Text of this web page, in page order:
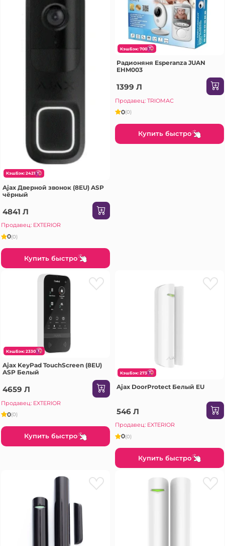
КэшБэк: 2421
Ajax Дверной звонок (8EU) ASP
чёрный
4841 Л
Продавец: EXTERIOR
0(0)
Купить быстро
КэшБэк: 700
Радионяня Esperanza JUAN
EHM003
1399 Л
Продавец: TRIOMAC
0(0)
Купить быстро
КэшБэк: 2330
Ajax KeyPad TouchScreen (8EU)
ASP Белый
4659 Л
Продавец: EXTERIOR
0(0)
Купить быстро
КэшБэк: 273
Ajax DoorProtect Белый EU
546 Л
Продавец: EXTERIOR
0(0)
Купить быстро